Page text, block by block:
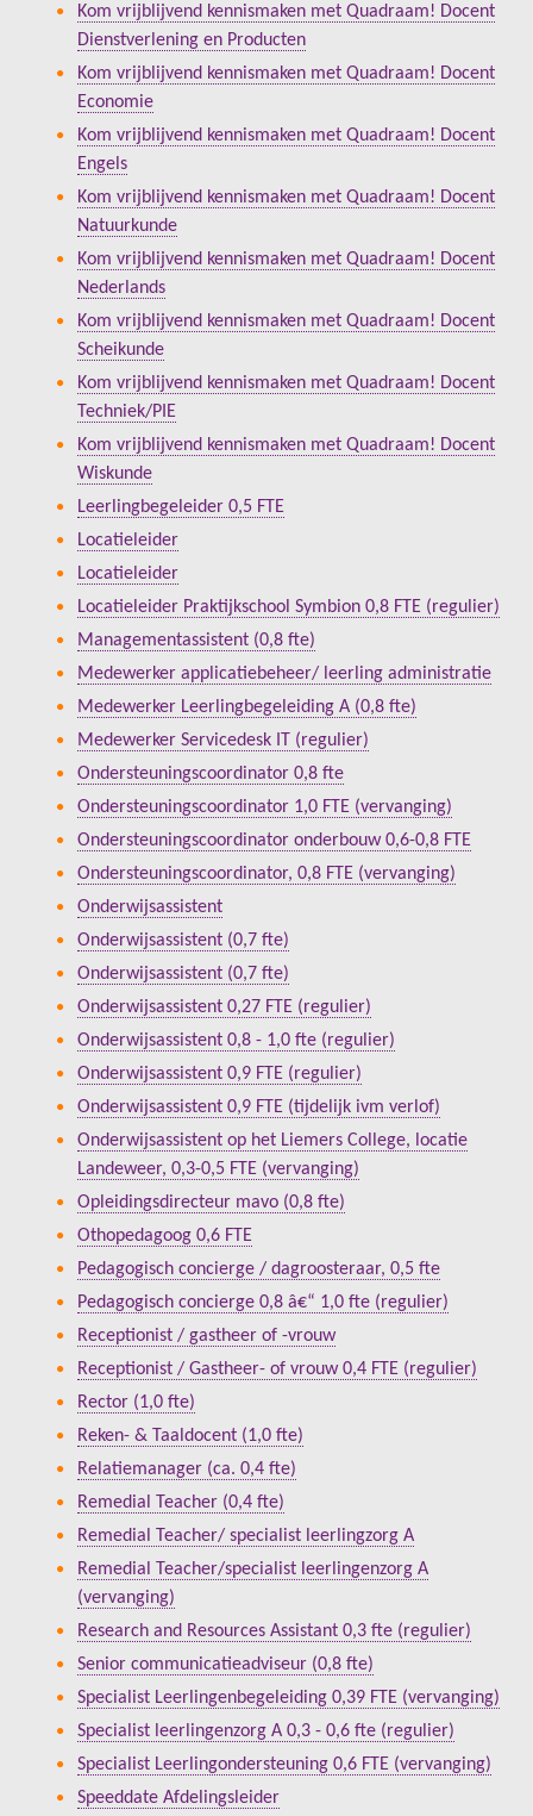
Kom vrijblijvend kennismaken met Quadraam! Docent
Dienstverlening en Producten
Kom vrijblijvend kennismaken met Quadraam! Docent
Economie
Kom vrijblijvend kennismaken met Quadraam! Docent
Engels
Kom vrijblijvend kennismaken met Quadraam! Docent
Natuurkunde
Kom vrijblijvend kennismaken met Quadraam! Docent
Nederlands
Kom vrijblijvend kennismaken met Quadraam! Docent
Scheikunde
Kom vrijblijvend kennismaken met Quadraam! Docent
Techniek/PIE
Kom vrijblijvend kennismaken met Quadraam! Docent
Wiskunde
Leerlingbegeleider 0,5 FTE
Locatieleider
Locatieleider
Locatieleider Praktijkschool Symbion 0,8 FTE (regulier)
Managementassistent (0,8 fte)
Medewerker applicatiebeheer/ leerling administratie
Medewerker Leerlingbegeleiding A (0,8 fte)
Medewerker Servicedesk IT (regulier)
Ondersteuningscoordinator 0,8 fte
Ondersteuningscoordinator 1,0 FTE (vervanging)
Ondersteuningscoordinator onderbouw 0,6-0,8 FTE
Ondersteuningscoordinator, 0,8 FTE (vervanging)
Onderwijsassistent
Onderwijsassistent (0,7 fte)
Onderwijsassistent (0,7 fte)
Onderwijsassistent 0,27 FTE (regulier)
Onderwijsassistent 0,8 - 1,0 fte (regulier)
Onderwijsassistent 0,9 FTE (regulier)
Onderwijsassistent 0,9 FTE (tijdelijk ivm verlof)
Onderwijsassistent op het Liemers College, locatie
Landeweer, 0,3-0,5 FTE (vervanging)
Opleidingsdirecteur mavo (0,8 fte)
Othopedagoog 0,6 FTE
Pedagogisch concierge / dagroosteraar, 0,5 fte
Pedagogisch concierge 0,8 â€“ 1,0 fte (regulier)
Receptionist / gastheer of -vrouw
Receptionist / Gastheer- of vrouw 0,4 FTE (regulier)
Rector (1,0 fte)
Reken- & Taaldocent (1,0 fte)
Relatiemanager (ca. 0,4 fte)
Remedial Teacher (0,4 fte)
Remedial Teacher/ specialist leerlingzorg A
Remedial Teacher/specialist leerlingenzorg A
(vervanging)
Research and Resources Assistant 0,3 fte (regulier)
Senior communicatieadviseur (0,8 fte)
Specialist Leerlingenbegeleiding 0,39 FTE (vervanging)
Specialist leerlingenzorg A 0,3 - 0,6 fte (regulier)
Specialist Leerlingondersteuning 0,6 FTE (vervanging)
Speeddate Afdelingsleider